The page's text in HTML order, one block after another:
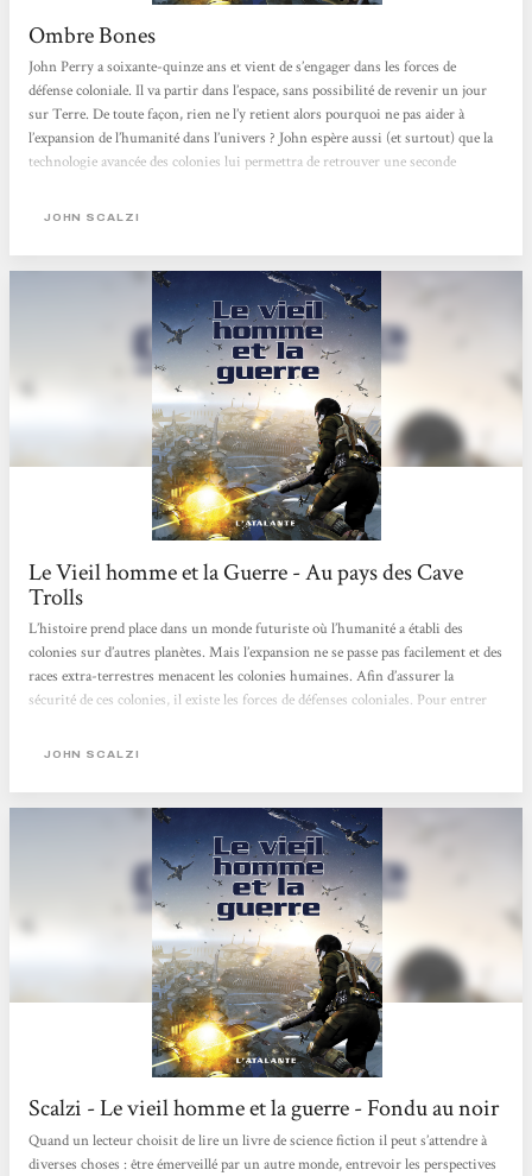
Ombre Bones
John Perry a soixante-quinze ans et vient de s’engager dans les forces de
défense coloniale. Il va partir dans l’espace, sans possibilité de revenir un jour
sur Terre. De toute façon, rien ne l’y retient alors pourquoi ne pas aider à
l’expansion de l’humanité dans l’univers ? John espère aussi (et surtout) que la
technologie avancée des colonies lui permettra de retrouver une seconde
suivre un protagoniste du quatrième âge. Pourquoi l’armée recruterait-elle...
JOHN SCALZI
Le Vieil homme et la Guerre - Au pays des Cave
Trolls
L’histoire prend place dans un monde futuriste où l’humanité a établi des
colonies sur d’autres planètes. Mais l’expansion ne se passe pas facilement et des
races extra-terrestres menacent les colonies humaines. Afin d’assurer la
sécurité de ces colonies, il existe les forces de défenses coloniales. Pour entrer
étrange voire absurde. Et pourtant, il y a une logique: l’expérience des
technologie et une nouvelle existence...
JOHN SCALZI
Scalzi - Le vieil homme et la guerre - Fondu au noir
Quand un lecteur choisit de lire un livre de science fiction il peut s’attendre à
diverses choses : être émerveillé par un autre monde, entrevoir les perspectives